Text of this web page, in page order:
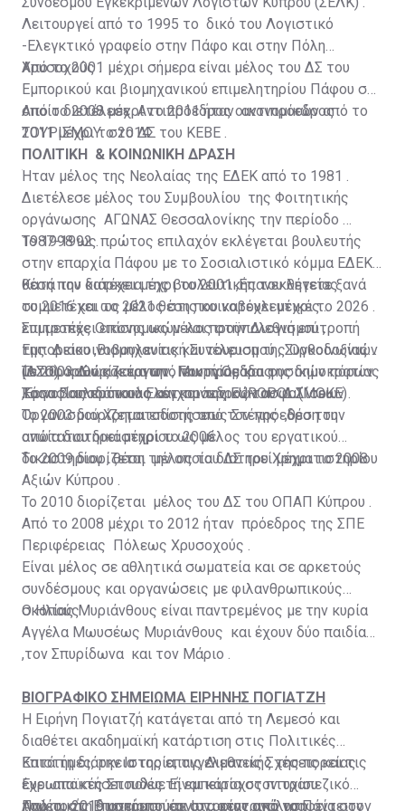
Λειτουργεί από το 1995 το δικό του Λογιστικό
-Ελεγκτικό γραφείο στην Πάφο και στην Πόλη
Χρυσοχούς .
Από το 2001 μέχρι σήμερα είναι μέλος του ΔΣ του
Εμπορικού και βιομηχανικού επιμελητηρίου Πάφου στο
οποίο διετέλεσε Αντιπρόεδρος οικονομικών από το
2011 μέχρι το 2014 .
Από το 2008 μέχρι το 2011 ήταν αντιπρόεδρος
ΤΟΥΡΙΣΜΟΥ στο ΔΣ του ΚΕΒΕ .
ΠΟΛΙΤΙΚΗ & ΚΟΙΝΩΝΙΚΗ ΔΡΑΣΗ
Ήταν μέλος της Νεολαίας της ΕΔΕΚ από το 1981 .
Διετέλεσε μέλος του Συμβουλίου της Φοιτητικής
οργάνωσης ΑΓΩΝΑΣ Θεσσαλονίκης την περίοδο
1987-1992 .
Το 1998 ως πρώτος επιλαχόν εκλέγεται βουλευτής
στην επαρχία Πάφου με το Σοσιαλιστικό κόμμα ΕΔΕΚ
θέση που κατέχει μέχρι το 2001 ,Επανεκλέγετε ξανά
το 2016 και το 2021 θέση που κατέχει μέχρι το 2026 .
Κατά την διάρκεια της βουλευτικής του θητείας
συμμετέχει ως μέλος στις κοινοβουλευτικές
επιτροπές Οικονομικών και προϋπολογισμού ,
Εμπορείου ,Βιομηχανίας και τουρισμού , Συγκοινωνιών
μεταφορών και έργων , Γεωργίας και φυσικών πόρων
,Εργασίας πρόνοιας και κοινωνικών ασφαλίσεων .
Συμμετέχει επίσης ως μέλος στην Διεθνή επιτροπή
της Διακοινοβουλευτική Συνέλευση της Ορθοδοξίας
(ΔΣΟ) καθώς και στην Μικτή Ομάδας
Κοινοβουλευτικού Ελέγχου της EUROPOL (ΜΟΚΕ)
Το 2003 Διορίζεται από τον πρόεδρο της δημοκρατίας
Τάσο Παπαδόπουλο αντιπρόεδρος του Δ.Σ. του
Οργανισμού Χρηματοδοτήσεως Στέγης ,θέση την
οποία διατηρεί μέχρι το 2006.
Το 2003 διορίζεται επίσης από τον πρόεδρο του
ανώτατου δικαστηρίου ως μέλος του εργατικού
δικαστηρίου , θέση την οποία διατηρεί μέχρι το 2008 .
Το 2009 διορίζεται μέλος του ΔΣ του Χρηματιστηρίου
Αξιών Κύπρου .
Το 2010 διορίζεται μέλος του ΔΣ του ΟΠΑΠ Κύπρου .
Από το 2008 μέχρι το 2012 ήταν πρόεδρος της ΣΠΕ
Περιφέρειας Πόλεως Χρυσοχούς .
Είναι μέλος σε αθλητικά σωματεία και σε αρκετούς
συνδέσμους και οργανώσεις με φιλανθρωπικούς
σκοπούς .
Ο Ηλίας Μυριάνθους είναι παντρεμένος με την κυρία
Αγγέλα Μωυσέως Μυριάνθους και έχουν δύο παιδία
,τον Σπυρίδωνα και τον Μάριο .
ΒΙΟΓΡΑΦΙΚΟ ΣΗΜΕΙΩΜΑ ΕΙΡΗΝΗΣ ΠΟΓΙΑΤΖΗ
Η Ειρήνη Πογιατζή κατάγεται από τη Λεμεσό και
διαθέτει ακαδημαϊκή κατάρτιση στις Πολιτικές
Επιστήμες, την Ιστορία, τις Διεθνείς Σχέσεις και τις
Ευρωπαϊκές Σπουδές. Είναι κάτοχος πτυχίου
Πολιτικής Επιστήμης και Ιστορίας από το Πάντειον
Κατά τη διάρκεια της επαγγελματικής της πορείας
έχει αποκτήσει πολυετή εμπειρία στον τραπεζικό
τομέα, στη διαχείριση έργων, στην ανάλυση
Από το 2019 υπηρετούσε στα κεντρικά γραφεία στον